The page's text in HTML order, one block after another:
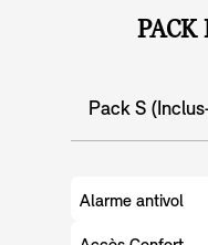
PACK
Pack S
Alarme antivol